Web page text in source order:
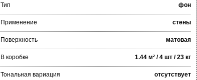
Тип фон
Применение стены
Поверхность матовая
В коробке 1.44 м² / 4 шт / 23 кг
Тональная вариация отсутствует